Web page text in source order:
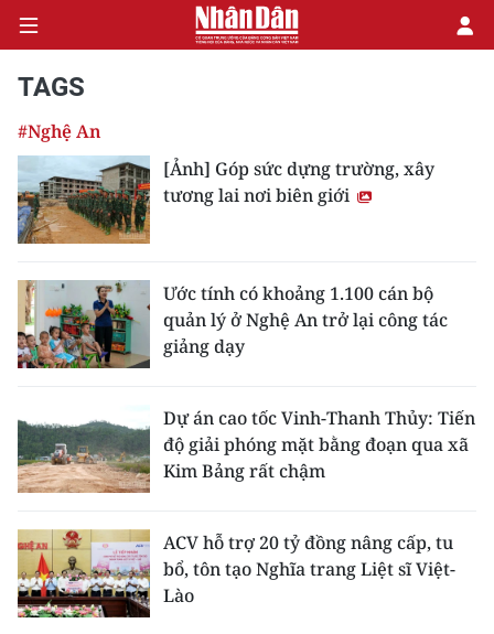
CHÍNH TRỊ
KINH TẾ
XÃ HỘI
PHÁP LUẬT
DU LỊCH
THẾ GIỚI
GIÁO DỤC
TAGS
#Nghệ An
[Ảnh] Góp sức dựng trường, xây
tương lai nơi biên giới
Ước tính có khoảng 1.100 cán bộ
quản lý ở Nghệ An trở lại công tác
giảng dạy
Dự án cao tốc Vinh-Thanh Thủy: Tiến
độ giải phóng mặt bằng đoạn qua xã
Kim Bảng rất chậm
ACV hỗ trợ 20 tỷ đồng nâng cấp, tu
bổ, tôn tạo Nghĩa trang Liệt sĩ Việt-
Lào